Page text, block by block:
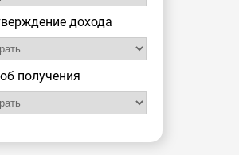
дохода
получения